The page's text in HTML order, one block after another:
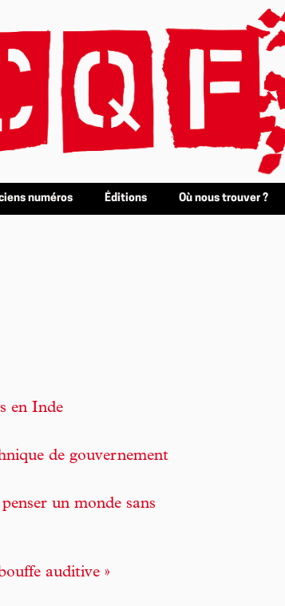
numéros Éditions Où nous trouver ?
en Inde
de gouvernement
un monde sans
auditive »